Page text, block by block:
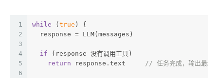
1
2
3
4
5
6
while ( true ) {
  response = LLM(messages)
if (response 没有调用工具)
return response.text // 任务完成，输出最终